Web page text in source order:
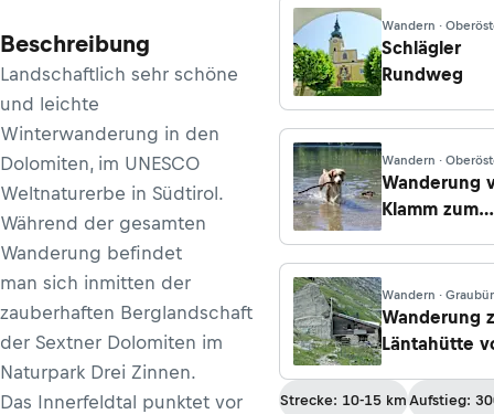
Beschreibung
Landschaftlich sehr schöne
und leichte
Winterwanderung in den
Dolomiten, im UNESCO
Weltnaturerbe in Südtirol.
Während der gesamten
Wanderung befindet
man sich inmitten der
zauberhaften Berglandschaft
der Sextner Dolomiten im
Naturpark Drei Zinnen.
Das Innerfeldtal punktet vor
Wandern ·
Schlägler
Rundweg
Wandern ·
Wanderung
Klamm zum
Wandern ·
Wanderung
Läntahütte
Strecke: 10-15 km Aufstieg: